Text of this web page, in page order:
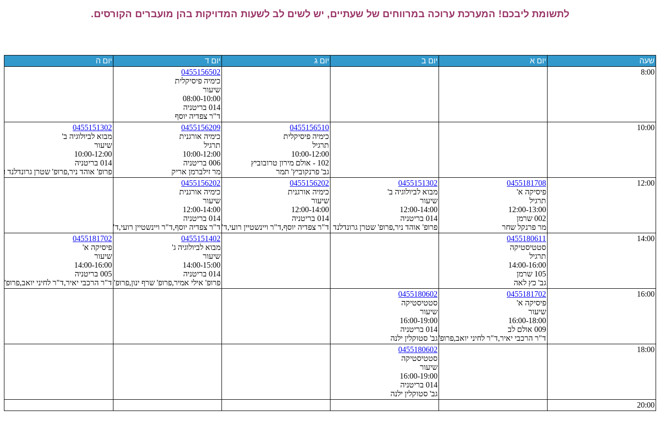
לתשומת ליבכם! המערכת ערוכה במרווחים של שעתיים, יש לשים לב לשעות המדויקות בהן מועברים הקורסים.
שעה יום א יום ב יום ג יום ד
יום ה
8:00
0455156502
כימיה פיסיקלית
שיעור
08:00-10:00
014 בריטניה
ד"ר צפדיה יוסף
10:00
0455156510
כימיה פיסיקלית
תרגיל
10:00-12:00
102 - אולם מירון טרובוביץ
גב' פרנקוביץ' תמר
0455156209
כימיה אורגנית
תרגיל
10:00-12:00
006 בריטניה
מר זילברמן אריק
0455151302
מבוא לביולוגיה ב'
שיעור
10:00-12:00
014 בריטניה
פרופ' אוהד ניר,פרופ' שטרן גרונדלנד
12:00
0455181708
פיסיקה א'
תרגיל
12:00-13:00
002 שרמן
מר פרנקל שחר
0455151302
מבוא לביולוגיה ב'
שיעור
12:00-14:00
014 בריטניה
פרופ' אוהד ניר,פרופ' שטרן גרונדלנד עדי,פרופ' הושון דורתה
0455156202
כימיה אורגנית
שיעור
12:00-14:00
014 בריטניה
ד"ר צפדיה יוסף,ד"ר ויינשטיין רועי,ד"ר למפל אילה
0455156202
כימיה אורגנית
שיעור
12:00-14:00
014 בריטניה
ד"ר צפדיה יוסף,ד"ר ויינשטיין רועי,ד"ר למפל אילה
14:00
0455180611
סטטיסטיקה
תרגיל
14:00-16:00
105 שרמן
גב' כץ לאה
0455151402
מבוא לביולוגיה ג'
שיעור
14:00-15:00
014 בריטניה
פרופ' אילי אמיר,פרופ' שרף ינון,פרופ' לנגר בן-ברוך עדית,פרופ' גוטהילף יואב
0455181702
פיסיקה א'
שיעור
14:00-16:00
005 בריטניה
ד"ר הרכבי יאיר,ד"ר לחיני יואב,פרופ'
16:00
0455181702
פיסיקה א'
שיעור
16:00-18:00
009 אולם לב
ד"ר הרכבי יאיר,ד"ר לחיני יואב,פרופ' שפרינצק דוד
0455180602
סטטיסטיקה
שיעור
16:00-19:00
014 בריטניה
גב' סטוקלין ילנה
18:00
0455180602
סטטיסטיקה
שיעור
16:00-19:00
014 בריטניה
גב' סטוקלין ילנה
20:00